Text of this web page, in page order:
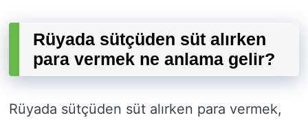
Rüyada sütçüden süt alırken
para vermek ne anlama gelir?
Rüyada sütçüden süt alırken para vermek,